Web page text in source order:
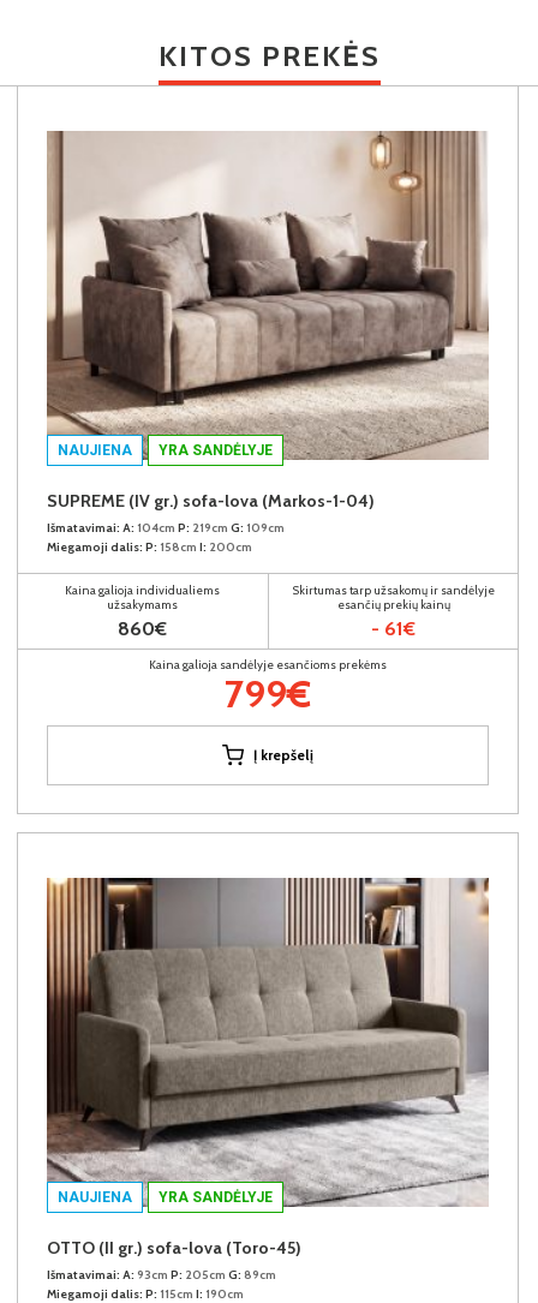
KITOS PREKĖS
NAUJIENA YRA SANDĖLYJE
SUPREME (IV gr.) sofa-lova (Markos-1-04)
Išmatavimai: A: 104cm P: 219cm G: 109cm
Miegamoji dalis: P: 158cm I: 200cm
Kaina galioja individualiems
užsakymams
860€
Skirtumas tarp užsakomų ir sandėlyje
esančių prekių kainų
- 61€
Kaina galioja sandėlyje esančioms prekėms
799€
Į krepšelį
NAUJIENA YRA SANDĖLYJE
OTTO (II gr.) sofa-lova (Toro-45)
Išmatavimai: A: 93cm P: 205cm G: 89cm
Miegamoji dalis: P: 115cm I: 190cm